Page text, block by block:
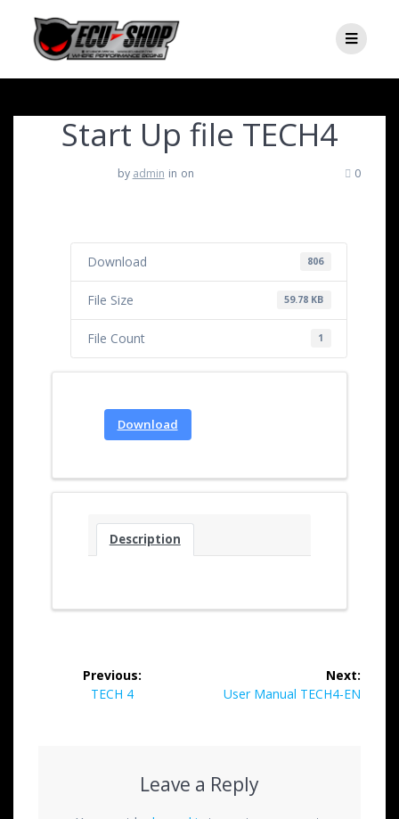
Start Up file TECH4
by admin in on 0
Download 806
File Size 59.78 KB
File Count 1
Download
Description
Previous:
TECH 4
Next:
User Manual TECH4-EN
Leave a Reply